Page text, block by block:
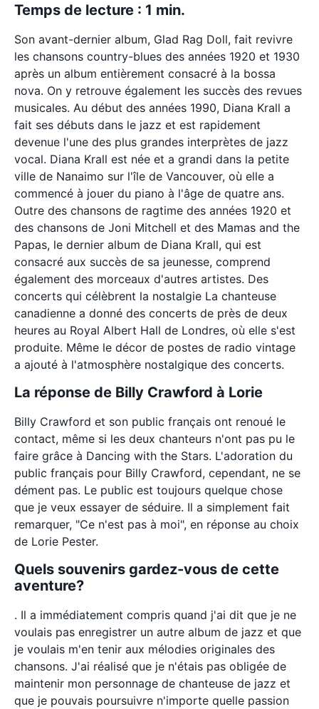
Temps de lecture : 1 min.
Son avant-dernier album, Glad Rag Doll, fait revivre
les chansons country-blues des années 1920 et 1930
après un album entièrement consacré à la bossa
nova. On y retrouve également les succès des revues
musicales. Au début des années 1990, Diana Krall a
fait ses débuts dans le jazz et est rapidement
devenue l'une des plus grandes interprètes de jazz
vocal. Diana Krall est née et a grandi dans la petite
ville de Nanaimo sur l'île de Vancouver, où elle a
commencé à jouer du piano à l'âge de quatre ans.
Outre des chansons de ragtime des années 1920 et
des chansons de Joni Mitchell et des Mamas and the
Papas, le dernier album de Diana Krall, qui est
consacré aux succès de sa jeunesse, comprend
également des morceaux d'autres artistes. Des
concerts qui célèbrent la nostalgie La chanteuse
canadienne a donné des concerts de près de deux
heures au Royal Albert Hall de Londres, où elle s'est
produite. Même le décor de postes de radio vintage
a ajouté à l'atmosphère nostalgique des concerts.
La réponse de Billy Crawford à Lorie
Billy Crawford et son public français ont renoué le
contact, même si les deux chanteurs n'ont pas pu le
faire grâce à Dancing with the Stars. L'adoration du
public français pour Billy Crawford, cependant, ne se
dément pas. Le public est toujours quelque chose
que je veux essayer de séduire. Il a simplement fait
remarquer, "Ce n'est pas à moi", en réponse au choix
de Lorie Pester.
Quels souvenirs gardez-vous de cette
aventure?
. Il a immédiatement compris quand j'ai dit que je ne
voulais pas enregistrer un autre album de jazz et que
je voulais m'en tenir aux mélodies originales des
chansons. J'ai réalisé que je n'étais pas obligée de
maintenir mon personnage de chanteuse de jazz et
que je pouvais poursuivre n'importe quelle passion